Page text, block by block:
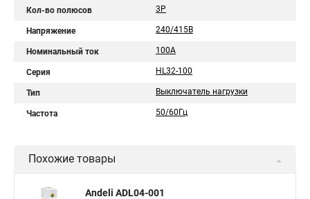
Кол-во полюсов 3P
Напряжение 240/415В
Номинальный ток 100A
Серия HL32-100
Тип Выключатель нагрузки
Частота 50/60Гц
Похожие товары
Andeli ADL04-001